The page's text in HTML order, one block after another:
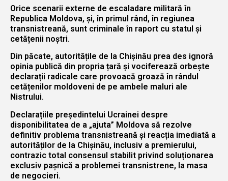
Orice scenarii externe de escaladare militară în
Republica Moldova, și, în primul rând, în regiunea
transnistreană, sunt criminale în raport cu statul și
cetățenii noștri.
Din păcate, autoritățile de la Chișinău prea des ignoră
opinia publică din propria țară și vociferează orbește
declarații radicale care provoacă groază în rândul
cetățenilor moldoveni de pe ambele maluri ale
Nistrului.
Declarațiile președintelui Ucrainei despre
disponibilitatea de a „ajuta” Moldova să rezolve
definitiv problema transnistreană și reacția imediată a
autorităților de la Chișinău, inclusiv a premierului,
contrazic total consensul stabilit privind soluționarea
exclusiv pașnică a problemei transnistrene, la masa
de negocieri.